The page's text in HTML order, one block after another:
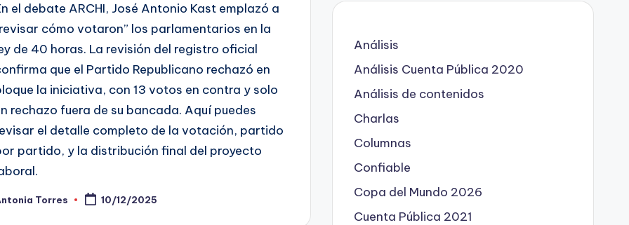
el debate ARCHI, José Antonio Kast emplazó a
cómo votaron” los parlamentarios en la
de 40 horas. La revisión del registro oficial
que el Partido Republicano rechazó en
la iniciativa, con 13 votos en contra y solo
rechazo fuera de su bancada. Aquí puedes
el detalle completo de la votación, partido
partido, y la distribución final del proyecto
Torres 10/12/2025
Análisis
Análisis Cuenta Pública 2020
Análisis de contenidos
Charlas
Columnas
Confiable
Copa del Mundo 2026
Cuenta Pública 2021